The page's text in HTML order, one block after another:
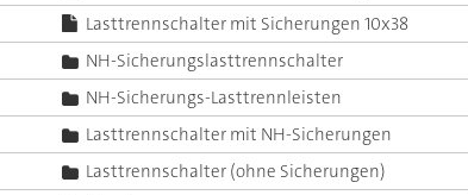
Lasttrennschalter mit Sicherungen 10x38
NH-Sicherungslasttrennschalter
NH-Sicherungs-Lasttrennleisten
Lasttrennschalter mit NH-Sicherungen
Lasttrennschalter (ohne Sicherungen)